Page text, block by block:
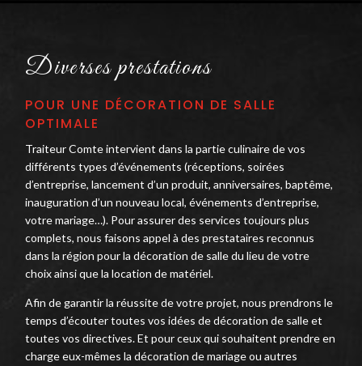
Diverses prestations
POUR UNE DÉCORATION DE SALLE
OPTIMALE
Traiteur Comte intervient dans la partie culinaire de vos
différents types d’événements (réceptions, soirées
d’entreprise, lancement d’un produit, anniversaires, baptême,
inauguration d’un nouveau local, événements d’entreprise,
votre mariage…). Pour assurer des services toujours plus
complets, nous faisons appel à des prestataires reconnus
dans la région pour la décoration de salle du lieu de votre
choix ainsi que la location de matériel.
Afin de garantir la réussite de votre projet, nous prendrons le
temps d’écouter toutes vos idées de décoration de salle et
toutes vos directives. Et pour ceux qui souhaitent prendre en
charge eux-mêmes la décoration de mariage ou autres